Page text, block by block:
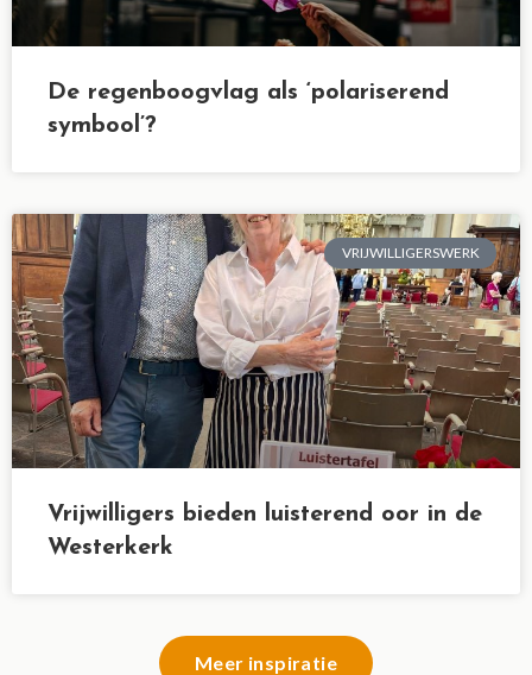
De regenboogvlag als ‘polariserend
symbool’?
VRIJWILLIGERSWERK
Vrijwilligers bieden luisterend oor in de
Westerkerk
Meer inspiratie